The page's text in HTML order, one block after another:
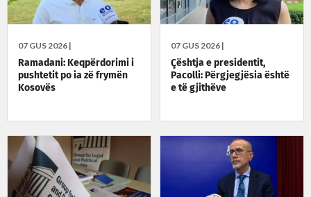
07 GUS 2026 |
Ramadani: Keqpërdorimi i
pushtetit po ia zë frymën
Kosovës
07 GUS 2026 |
Çështja e presidentit,
Pacolli: Përgjegjësia është
e të gjithëve